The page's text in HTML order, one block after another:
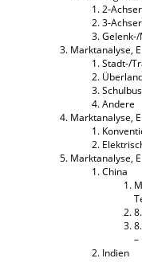
2-
3-
Marktanalyse,
Stadt-/
Andere
Marktanalyse,
Marktanalyse,
China
–
Indien